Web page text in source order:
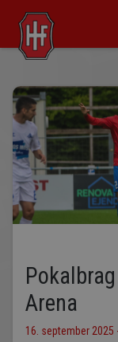
Arena
16. september 2025